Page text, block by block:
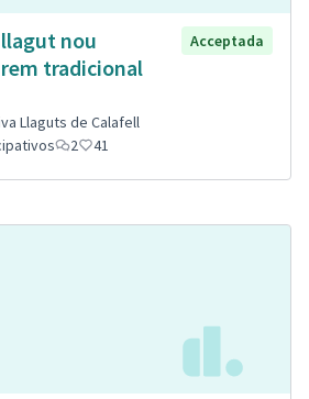
nou
tradicional
Acceptada
Llaguts de Calafell
2 41